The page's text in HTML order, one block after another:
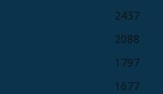
2437
2088
1797
1677